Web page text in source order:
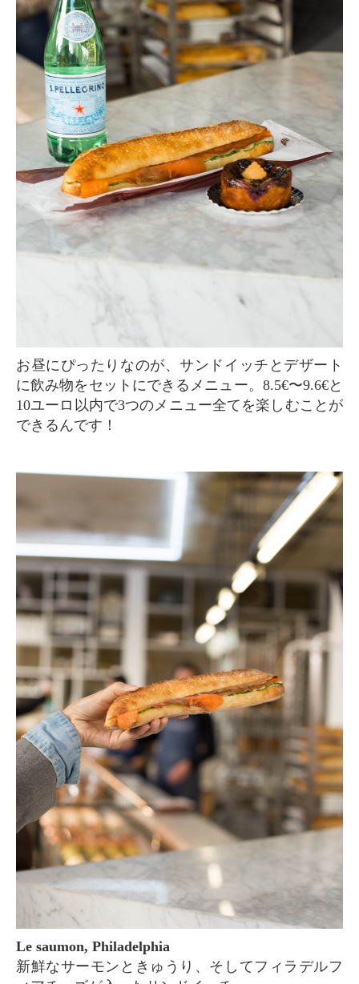
お昼にぴったりなのが、サンドイッチとデザート
に飲み物をセットにできるメニュー。8.5€〜9.6€と
10ユーロ以内で3つのメニュー全てを楽しむことが
できるんです！
Le saumon, Philadelphia
新鮮なサーモンときゅうり、そしてフィラデルフ